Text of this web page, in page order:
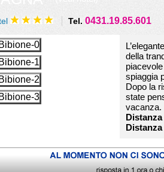
Tel. 0431.19.85.601
della
spiaggia
Dopo la
state
vacanza.